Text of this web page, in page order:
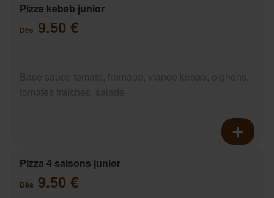
Pizza kebab junior
Dès 9.50 €
Pizza 4 saisons junior
Dès 9.50 €